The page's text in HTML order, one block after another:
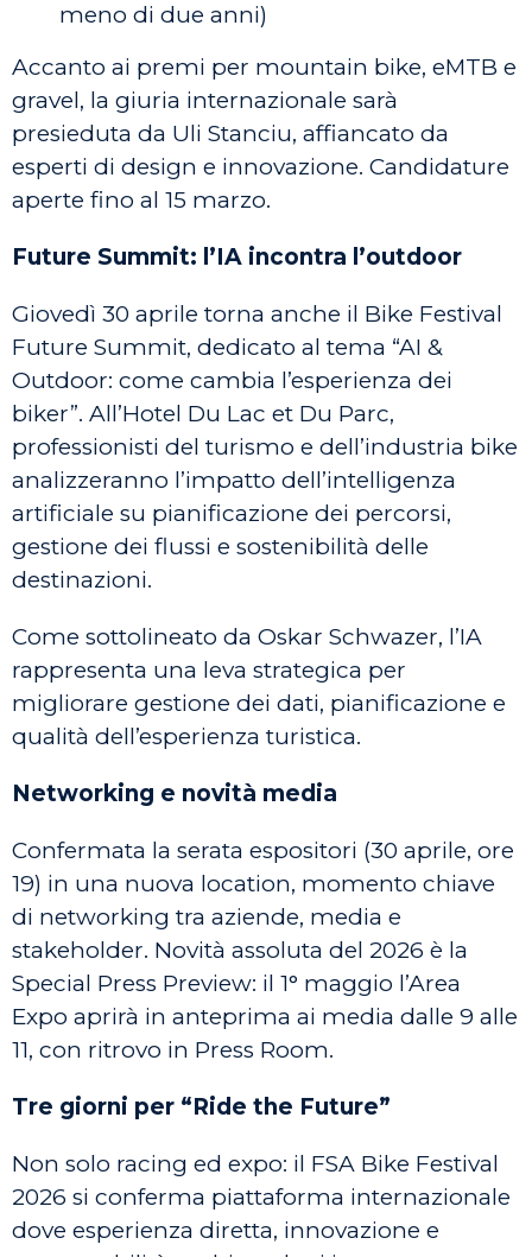
meno di due anni)
Accanto ai premi per mountain bike, eMTB e
gravel, la giuria internazionale sarà
presieduta da Uli Stanciu, affiancato da
esperti di design e innovazione. Candidature
aperte fino al 15 marzo.
Future Summit: l’IA incontra l’outdoor
Giovedì 30 aprile torna anche il Bike Festival
Future Summit, dedicato al tema “AI &
Outdoor: come cambia l’esperienza dei
biker”. All’Hotel Du Lac et Du Parc,
professionisti del turismo e dell’industria bike
analizzeranno l’impatto dell’intelligenza
artificiale su pianificazione dei percorsi,
gestione dei flussi e sostenibilità delle
destinazioni.
Come sottolineato da Oskar Schwazer, l’IA
rappresenta una leva strategica per
migliorare gestione dei dati, pianificazione e
qualità dell’esperienza turistica.
Networking e novità media
Confermata la serata espositori (30 aprile, ore
19) in una nuova location, momento chiave
di networking tra aziende, media e
stakeholder. Novità assoluta del 2026 è la
Special Press Preview: il 1° maggio l’Area
Expo aprirà in anteprima ai media dalle 9 alle
11, con ritrovo in Press Room.
Tre giorni per “Ride the Future”
Non solo racing ed expo: il FSA Bike Festival
2026 si conferma piattaforma internazionale
dove esperienza diretta, innovazione e